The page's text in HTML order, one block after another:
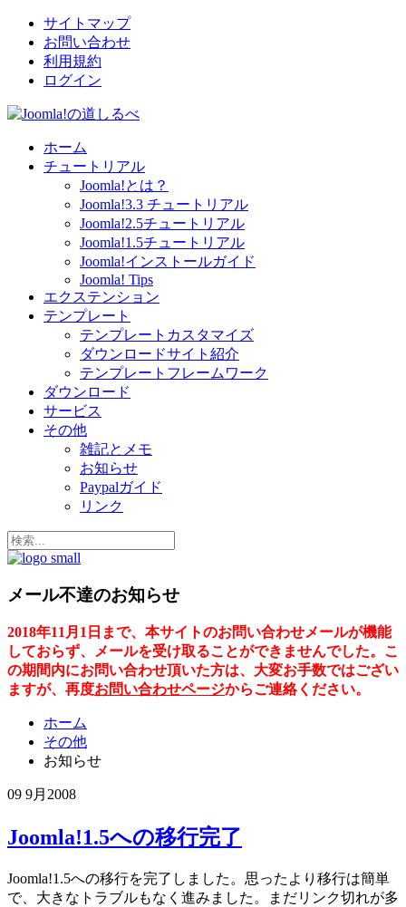
サイトマップ
お問い合わせ
利用規約
ログイン
ホーム
チュートリアル
Joomla!とは？
Joomla!3.3 チュートリアル
Joomla!2.5チュートリアル
Joomla!1.5チュートリアル
Joomla!インストールガイド
Joomla! Tips
エクステンション
テンプレート
テンプレートカスタマイズ
ダウンロードサイト紹介
テンプレートフレームワーク
ダウンロード
サービス
その他
雑記とメモ
お知らせ
Paypalガイド
リンク
メール不達のお知らせ
2018年11月1日まで、本サイトのお問い合わせメールが機能
しておらず、メールを受け取ることができませんでした。こ
の期間内にお問い合わせ頂いた方は、大変お手数ではござい
ますが、再度お問い合わせページからご連絡ください。
ホーム
その他
お知らせ
09 9月 2008
Joomla!1.5への移行完了
Joomla!1.5への移行を完了しました。思ったより移行は簡単
で、大きなトラブルもなく進みました。まだリンク切れが多